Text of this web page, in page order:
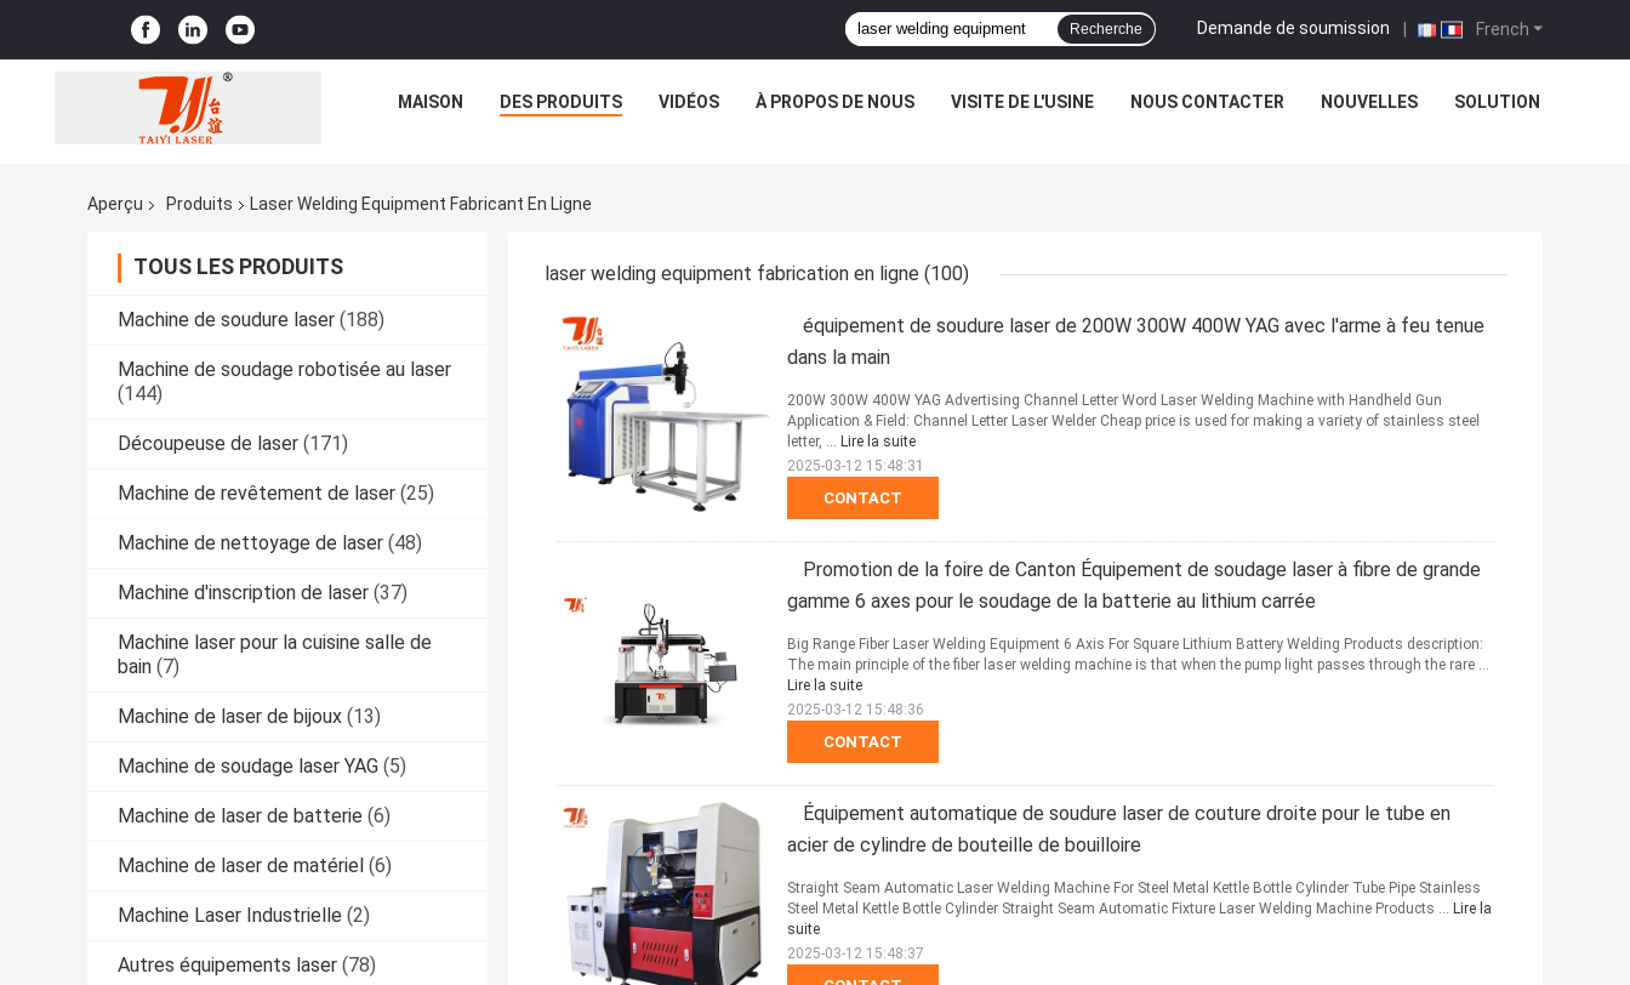
French
Demande de soumission |
Recherche
MAISON DES PRODUITS VIDÉOS À PROPOS DE NOUS VISITE DE L'USINE NOUS CONTACTER NOUVELLES SOLUTION
Aperçu Produits Laser Welding Equipment Fabricant En Ligne
TOUS LES PRODUITS
Machine de soudure laser (188)
Machine de soudage robotisée au laser
(144)
Découpeuse de laser (171)
Machine de revêtement de laser (25)
Machine de nettoyage de laser (48)
Machine d'inscription de laser (37)
Machine laser pour la cuisine salle de
bain (7)
Machine de laser de bijoux (13)
Machine de soudage laser YAG (5)
Machine de laser de batterie (6)
Machine de laser de matériel (6)
Machine Laser Industrielle (2)
Autres équipements laser (78)
laser welding equipment fabrication en ligne (100)
équipement de soudure laser de 200W 300W 400W YAG avec l'arme à feu tenue
dans la main
CONTACT
200W 300W 400W YAG Advertising Channel Letter Word Laser Welding Machine with Handheld Gun
Application & Field: Channel Letter Laser Welder Cheap price is used for making a variety of stainless steel
letter, ... Lire la suite
2025-03-12 15:48:31
Promotion de la foire de Canton Équipement de soudage laser à fibre de grande
gamme 6 axes pour le soudage de la batterie au lithium carrée
CONTACT
Big Range Fiber Laser Welding Equipment 6 Axis For Square Lithium Battery Welding Products description:
The main principle of the fiber laser welding machine is that when the pump light passes through the rare ...
Lire la suite
2025-03-12 15:48:36
Équipement automatique de soudure laser de couture droite pour le tube en
acier de cylindre de bouteille de bouilloire
Straight Seam Automatic Laser Welding Machine For Steel Metal Kettle Bottle Cylinder Tube Pipe Stainless
Steel Metal Kettle Bottle Cylinder Straight Seam Automatic Fixture Laser Welding Machine Products ... Lire la
suite
2025-03-12 15:48:37